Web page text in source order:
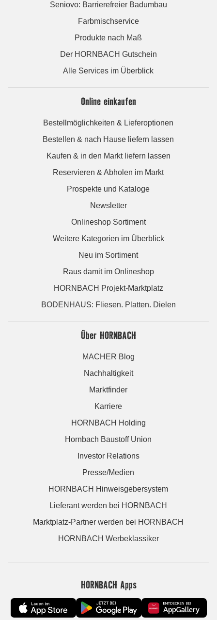
Seniovo: Barrierefreier Badumbau
Farbmischservice
Produkte nach Maß
Der HORNBACH Gutschein
Alle Services im Überblick
Online einkaufen
Bestellmöglichkeiten & Lieferoptionen
Bestellen & nach Hause liefern lassen
Kaufen & in den Markt liefern lassen
Reservieren & Abholen im Markt
Prospekte und Kataloge
Newsletter
Onlineshop Sortiment
Weitere Kategorien im Überblick
Neu im Sortiment
Raus damit im Onlineshop
HORNBACH Projekt-Marktplatz
BODENHAUS: Fliesen. Platten. Dielen
Über HORNBACH
MACHER Blog
Nachhaltigkeit
Marktfinder
Karriere
HORNBACH Holding
Hornbach Baustoff Union
Investor Relations
Presse/Medien
HORNBACH Hinweisgebersystem
Lieferant werden bei HORNBACH
Marktplatz-Partner werden bei HORNBACH
HORNBACH Werbeklassiker
HORNBACH Apps